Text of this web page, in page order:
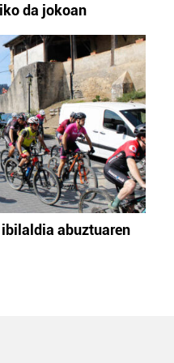
da jokoan
abuztuaren